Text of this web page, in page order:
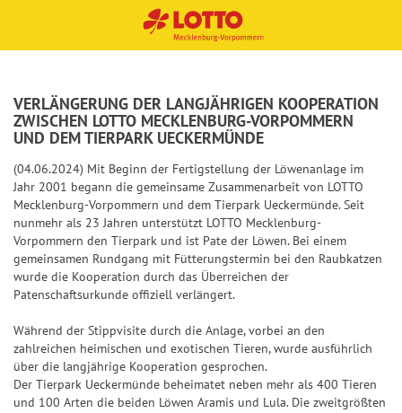
NORMALSCHEIN
SYSTEMSCHEIN
Dauerschein
Jackpot-
Jäger
Quicktipp
Spie
lanle
itun
g
Zusa
tzlot
terie
n
p
i
e
Jack
pot-
Jäge
r
Gewi
nnza
hlen
Quot
en
Stati
stike
n
J
a
c
k
NORMALSCHEIN
SYSTEMSCHEIN
Dauerschein
Jackpot-
Jäger
Quicktipp
Sp
iel
anl
eit
un
g
Zu
sat
zlo
tte
rie
n
S
Ge
wi
nn
za
hle
n
Qu
ot
en
St
ati
sti
BINGO!-LOS
Dauerschein
Anzahl Lose
+1
+2
+4
+5
Sp
iel
anl
eit
un
g
Zu
sat
zlo
tte
rie
n
S
Ge
wi
nn
za
hle
n
Qu
ot
en
SPIELSCHEIN
Sp
iel
anl
eit
un
g
Zu
sat
zlo
tte
rie
n
S
Ge
wi
nn
za
hle
n
Qu
ot
en
SPIELSCHEIN
Typ Einsatz
Quicktipp
spielen
+2 +3 +4 +5
Sp
iel
anl
eit
un
g
Zu
sat
zlo
tte
rie
pl
us
Qu
ot
en
St
ati
sti
ke
n
r
e
f
f
TOT
O
6aus
45
Aus
wahl
tipp
S
p
e
l
a
n
TOT
O
13er
Erge
bnis
tipp
Sofo
rtlot
terie
n
VERLÄNGERUNG DER LANGJÄHRIGEN KOOPERATION
ZWISCHEN LOTTO MECKLENBURG-VORPOMMERN
UND DEM TIERPARK UECKERMÜNDE
(04.06.2024) Mit Beginn der Fertigstellung der Löwenanlage im
Jahr 2001 begann die gemeinsame Zusammenarbeit von LOTTO
Mecklenburg-Vorpommern und dem Tierpark Ueckermünde. Seit
nunmehr als 23 Jahren unterstützt LOTTO Mecklenburg-
Vorpommern den Tierpark und ist Pate der Löwen. Bei einem
gemeinsamen Rundgang mit Fütterungstermin bei den Raubkatzen
wurde die Kooperation durch das Überreichen der
Patenschaftsurkunde offiziell verlängert.
Während der Stippvisite durch die Anlage, vorbei an den
zahlreichen heimischen und exotischen Tieren, wurde ausführlich
über die langjährige Kooperation gesprochen.
Der Tierpark Ueckermünde beheimatet neben mehr als 400 Tieren
und 100 Arten die beiden Löwen Aramis und Lula. Die zweitgrößten